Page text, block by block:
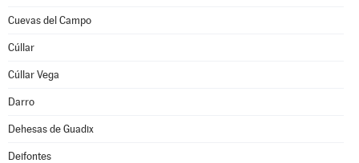
Cuevas del Campo
Cúllar
Cúllar Vega
Darro
Dehesas de Guadix
Deifontes